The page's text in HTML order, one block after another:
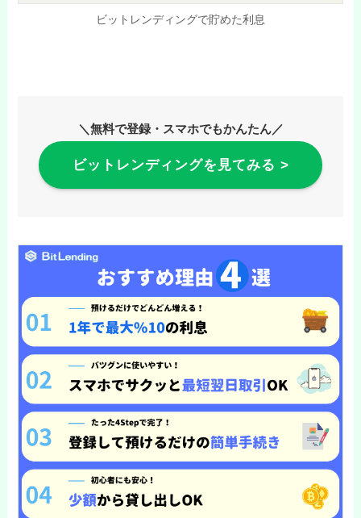
ビットレンディングで貯めた利息
＼無料で登録・スマホでもかんたん／
ビットレンディングを見てみる >